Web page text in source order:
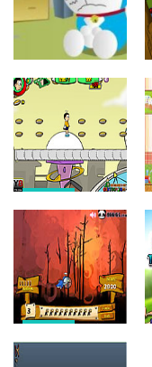
Hoạt động
doraemon bí
ẩn
14K
Khác
ドラえもんと悪
い犬のゲームで
2.25K
Khác